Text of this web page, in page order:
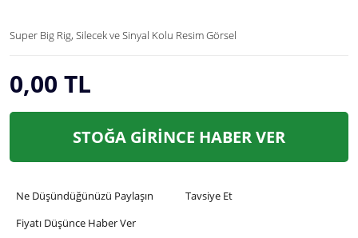
Super Big Rig, Silecek ve Sinyal Kolu Resim Görsel
0,00 TL
STOĞA GİRİNCE HABER VER
Ne Düşündüğünüzü Paylaşın
Tavsiye Et
Fiyatı Düşünce Haber Ver